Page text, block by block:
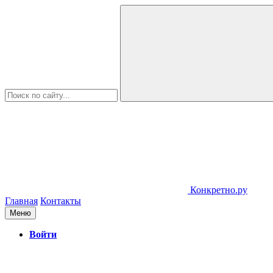
Конкретно.ру
Главная Контакты
Меню
Войти